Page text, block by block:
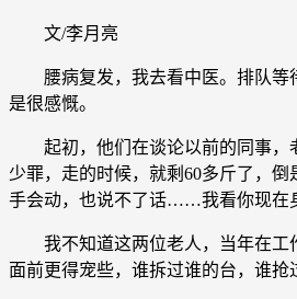
文/李月亮
腰病复发，我去看中医。排队等待
是很感慨。
起初，他们在谈论以前的同事，老
少罪，走的时候，就剩60多斤了，
手会动，也说不了话……我看你现在
我不知道这两位老人，当年在工
面前更得宠些，谁拆过谁的台，谁